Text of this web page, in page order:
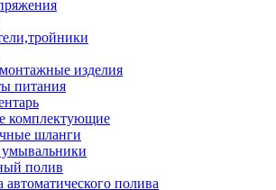
изделия
питания
комплектующие
шланги
полив
автоматического полива